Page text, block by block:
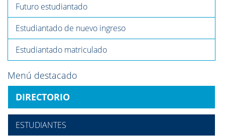
Futuro estudiantado
Estudiantado de nuevo ingreso
Estudiantado matriculado
Menú destacado
DIRECTORIO
ESTUDIANTES